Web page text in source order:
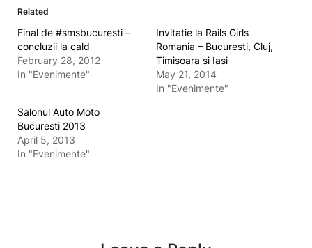
Related
Final de #smsbucuresti –
concluzii la cald
February 28, 2012
In "Evenimente"
Invitatie la Rails Girls
Romania – Bucuresti, Cluj,
Timisoara si Iasi
May 21, 2014
In "Evenimente"
Salonul Auto Moto
Bucuresti 2013
April 5, 2013
In "Evenimente"